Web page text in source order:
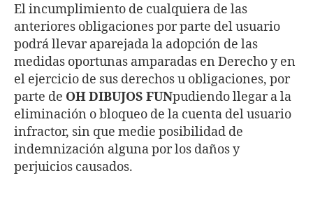
El incumplimiento de cualquiera de las
anteriores obligaciones por parte del usuario
podrá llevar aparejada la adopción de las
medidas oportunas amparadas en Derecho y en
el ejercicio de sus derechos u obligaciones, por
parte de OH DIBUJOS FUNpudiendo llegar a la
eliminación o bloqueo de la cuenta del usuario
infractor, sin que medie posibilidad de
indemnización alguna por los daños y
perjuicios causados.